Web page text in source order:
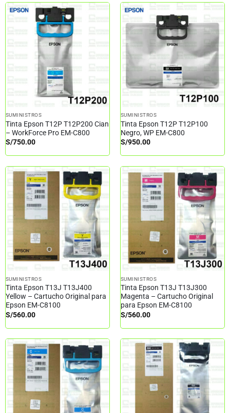
SUMINISTROS
Tinta Epson T12P T12P200 Cian
– WorkForce Pro EM-C800
S/750.00
SUMINISTROS
Tinta Epson T12P T12P100
Negro, WP EM-C800
S/950.00
SUMINISTROS
Tinta Epson T13J T13J400
Yellow – Cartucho Original para
Epson EM-C8100
S/560.00
SUMINISTROS
Tinta Epson T13J T13J300
Magenta – Cartucho Original
para Epson EM-C8100
S/560.00